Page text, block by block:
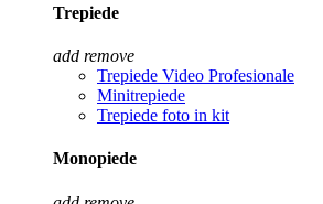
Trepiede
add remove
Trepiede Video Profesionale
Minitrepiede
Trepiede foto in kit
Monopiede